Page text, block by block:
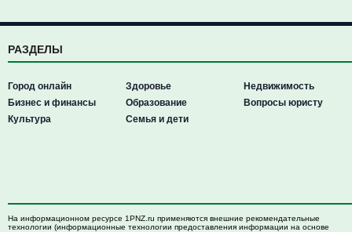
РАЗДЕЛЫ
Город онлайн
Бизнес и финансы
Культура
Здоровье
Образование
Семья и дети
Недвижимость
Вопросы юристу
На информационном ресурсе 1PNZ.ru применяются внешние рекомендательные
технологии (информационные технологии предоставления информации на основе